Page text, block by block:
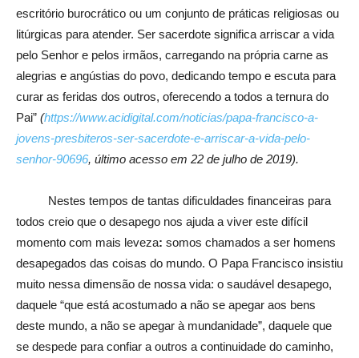
escritório burocrático ou um conjunto de práticas religiosas ou
litúrgicas para atender. Ser sacerdote significa arriscar a vida
pelo Senhor e pelos irmãos, carregando na própria carne as
alegrias e angústias do povo, dedicando tempo e escuta para
curar as feridas dos outros, oferecendo a todos a ternura do
Pai” (https://www.acidigital.com/noticias/papa-francisco-a-
jovens-presbiteros-ser-sacerdote-e-arriscar-a-vida-pelo-
senhor-90696, último acesso em 22 de julho de 2019).
Nestes tempos de tantas dificuldades financeiras para
todos creio que o desapego nos ajuda a viver este difícil
momento com mais leveza: somos chamados a ser homens
desapegados das coisas do mundo. O Papa Francisco insistiu
muito nessa dimensão de nossa vida: o saudável desapego,
daquele “que está acostumado a não se apegar aos bens
deste mundo, a não se apegar à mundanidade”, daquele que
se despede para confiar a outros a continuidade do caminho,